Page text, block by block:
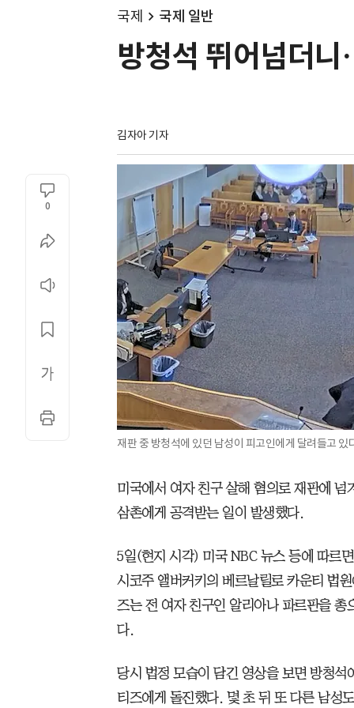
국제 국제 일반
방청석 뛰어넘더
김자아 기자
0
재판 중 방청석에 있던 남성이 피고인에게 달려들고 있
미국에서 여자 친구 살해 혐의로 재판에
삼촌에게 공격받는 일이 발생했다.
5일(현지 시각) 미국 NBC 뉴스 등에 따르
시코주 앨버커키의 베르날릴로 카운티 법
즈는 전 여자 친구인 알리아나 파르판을
다.
당시 법정 모습이 담긴 영상을 보면 방청
티즈에게 돌진했다. 몇 초 뒤 또 다른 남성